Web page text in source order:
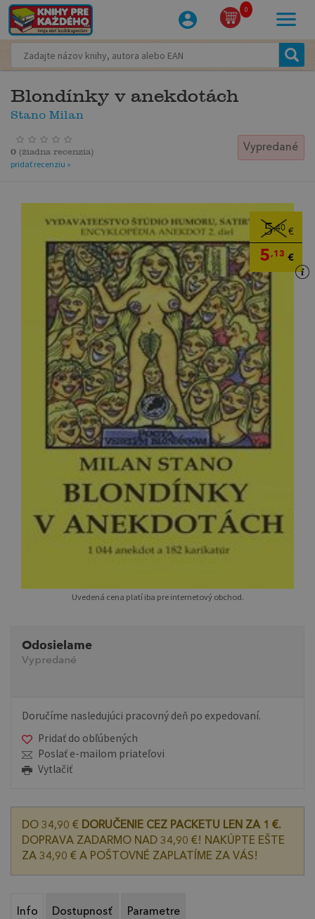
0
Blondínky v anekdotách
Stano Milan
Vypredané
0 (žiadna recenzia)
pridať recenziu »
5,40 €
5,13 €
Uvedená cena platí iba pre internetový obchod.
Odosielame
Vypredané
Doručíme nasledujúci pracovný deň po expedovaní.
Pridať do obľúbených
Poslať e-mailom priateľovi
Vytlačiť
DO 34,90 € DORUČENIE CEZ PACKETU LEN ZA 1 €.
DOPRAVA ZADARMO NAD 34,90 €! NAKÚPTE EŠTE
ZA 34,90 € A POŠTOVNÉ ZAPLATÍME ZA VÁS!
Info Dostupnosť Parametre